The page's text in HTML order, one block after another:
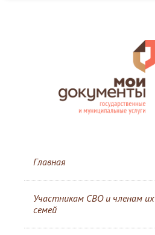
Главная
Участникам СВО и членам их
семей